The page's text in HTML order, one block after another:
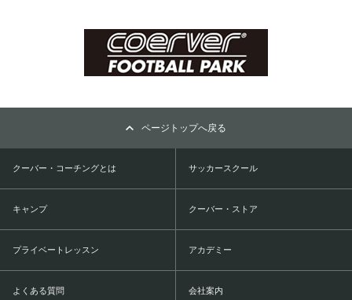
ページトップへ戻る
クーバー・コーチングとは サッカースクール
キャンプ クーバー・ストア
プライベートレッスン アカデミー
よくある質問 会社案内